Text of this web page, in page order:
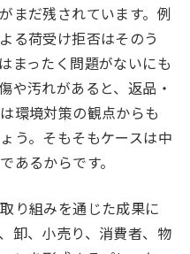
まだ残されています。例
る荷受け拒否はそのう
まったく問題がないにも
や汚れがあると、返品・
環境対策の観点からも
う。そもそもケースは中
あるからです。
り組みを通じた成果に
卸、小売り、消費者、物